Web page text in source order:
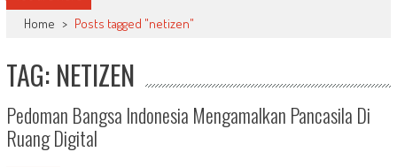
Home > Posts tagged "netizen"
TAG: NETIZEN
Pedoman Bangsa Indonesia Mengamalkan Pancasila Di
Ruang Digital